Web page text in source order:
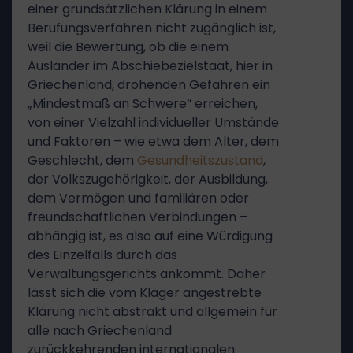
einer grundsätzlichen Klärung in einem
Berufungsverfahren nicht zugänglich ist,
weil die Bewertung, ob die einem
Ausländer im Abschiebezielstaat, hier in
Griechenland, drohenden Gefahren ein
„Mindestmaß an Schwere“ erreichen,
von einer Vielzahl individueller Umstände
und Faktoren – wie etwa dem Alter, dem
Geschlecht, dem Gesundheitszustand,
der Volkszugehörigkeit, der Ausbildung,
dem Vermögen und familiären oder
freundschaftlichen Verbindungen –
abhängig ist, es also auf eine Würdigung
des Einzelfalls durch das
Verwaltungsgerichts ankommt. Daher
lässt sich die vom Kläger angestrebte
Klärung nicht abstrakt und allgemein für
alle nach Griechenland